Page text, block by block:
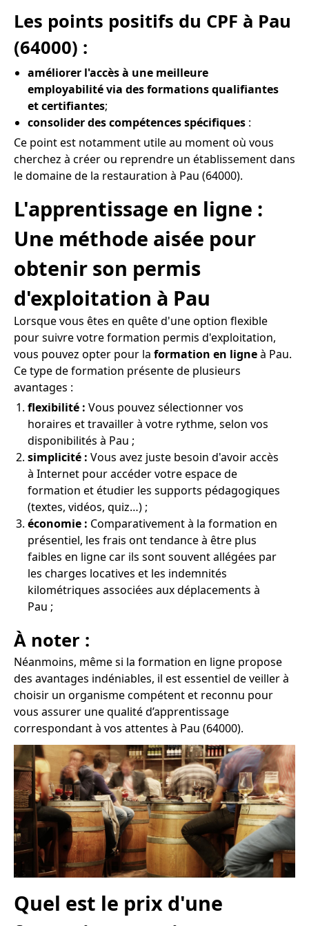
Les points positifs du CPF à Pau
(64000) :
améliorer l'accès à une meilleure
employabilité via des formations qualifiantes
et certifiantes;
consolider des compétences spécifiques :
Ce point est notamment utile au moment où vous
cherchez à créer ou reprendre un établissement dans
le domaine de la restauration à Pau (64000).
L'apprentissage en ligne :
Une méthode aisée pour
obtenir son permis
d'exploitation à Pau
Lorsque vous êtes en quête d'une option flexible
pour suivre votre formation permis d'exploitation,
vous pouvez opter pour la formation en ligneà Pau.
Ce type de formation présente de plusieurs
avantages :
flexibilité : Vous pouvez sélectionner vos
horaires et travailler à votre rythme, selon vos
disponibilités à Pau ;
simplicité : Vous avez juste besoin d'avoir accès
à Internet pour accéder votre espace de
formation et étudier les supports pédagogiques
(textes, vidéos, quiz…) ;
économie : Comparativement à la formation en
présentiel, les frais ont tendance à être plus
faibles en ligne car ils sont souvent allégées par
les charges locatives et les indemnités
kilométriques associées aux déplacements à
Pau ;
À noter :
Néanmoins, même si la formation en ligne propose
des avantages indéniables, il est essentiel de veiller à
choisir un organisme compétent et reconnu pour
vous assurer une qualité d’apprentissage
correspondant à vos attentes à Pau (64000).
Quel est le prix d'une